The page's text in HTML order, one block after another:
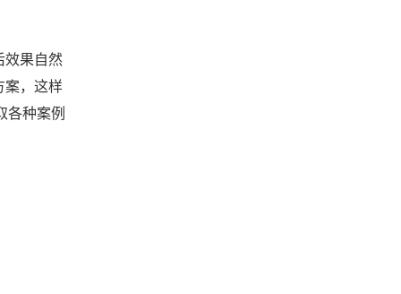
效果自然
案，这样
各种案例